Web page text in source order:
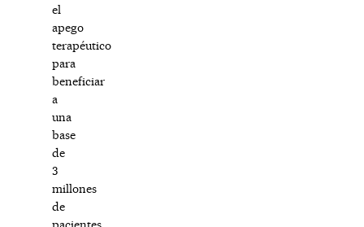
el
apego
terapéutico
para
beneficiar
a
una
base
de
3
millones
de
pacientes